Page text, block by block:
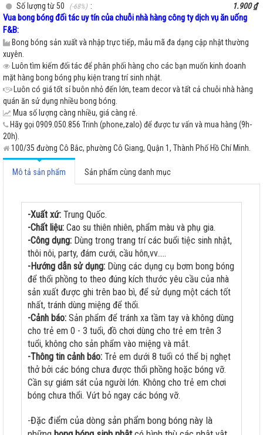
Số lượng từ 50
(-68%) : 1.900 ₫
Vua bong bóng đối tác uy tín của chuỗi nhà hàng công ty dịch vụ ăn uống
F&B:
Bong bóng sản xuất và nhập trực tiếp, mẫu mã đa dạng cập nhật thường
xuyên.
Luôn tìm kiếm đối tác để phân phối hàng cho các bạn muốn kinh doanh
mặt hàng bong bóng phụ kiện trang trí sinh nhật.
Luôn có giá tốt sỉ buôn nhỏ đến lớn, team decor và tất cả chuỗi nhà hàng
quán ăn sử dụng nhiều bong bóng.
Mua số lượng càng nhiều, giá càng rẻ.
Hãy gọi 0909.050.856 Trinh (phone,zalo) để được tư vấn và mua hàng (9h-
20h).
100/35 đường Cô Bắc, phường Cô Giang, Quận 1, Thành Phố Hồ Chí Minh.
Mô tả sản phẩm Sản phẩm cùng danh mục
-Xuất xứ: Trung Quốc.
-Chất liệu: Cao su thiên nhiên, phẩm màu và phụ gia.
-Công dụng: Dùng trong trang trí các buổi tiệc sinh nhật,
thôi nôi, party, đám cưới, cầu hôn,vv.....
-Hướng dẫn sử dụng: Dùng các dụng cụ bơm bong bóng
để thổi phồng to theo đúng kích thước yêu cầu của nhà
sản xuất được ghi trên bao bì, để sử dụng một cách tốt
nhất, tránh dùng miệng để thổi.
-Cảnh báo: Sản phẩm để tránh xa tầm tay và không dùng
cho trẻ em 0 - 3 tuổi, đồ chơi dùng cho trẻ em trên 3
tuổi, không cho sản phẩm vào miệng và mắt.
-Thông tin cảnh báo: Trẻ em dưới 8 tuổi có thể bị nghẹt
thở bởi các bóng chưa được thổi phồng hoặc bóng vỡ.
Cần sự giám sát của người lớn. Không cho trẻ em chơi
bóng chưa thổi. Vứt bỏ ngay các bóng vỡ.
-Đặc điểm của dòng sản phẩm bong bóng này là